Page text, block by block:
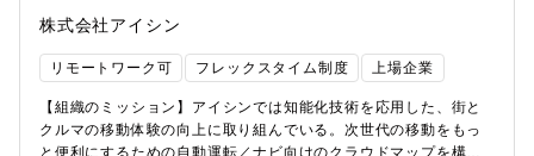
発をご担当いただきます。具体的な業務内容・解析評価業務の現
状把握、課題設定・業務改革に必要な技術調査およびシステム企
画・開発・開発システムの現場導入・定着化の推進使用言語、環
GCP、Docker、VisualStudioCode、
株式会社アイシン
リモートワーク可 フレックスタイム制度 上場企業
【組織のミッション】アイシンでは知能化技術を応用した、街と
クルマの移動体験の向上に取り組んでいる。次世代の移動をもっ
と便利にするための自動運転／ナビ向けのクラウドマップを構築